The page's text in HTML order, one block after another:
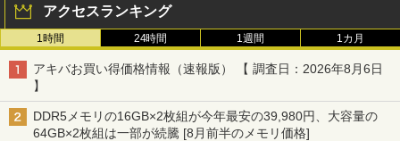
アクセスランキング
1時間 24時間 1週間 1カ月
アキバお買い得価格情報（速報版） 【 調査日：2026年8月6日
】
DDR5メモリの16GB×2枚組が今年最安の39,980円、大容量の
64GB×2枚組は一部が続騰 [8月前半のメモリ価格]